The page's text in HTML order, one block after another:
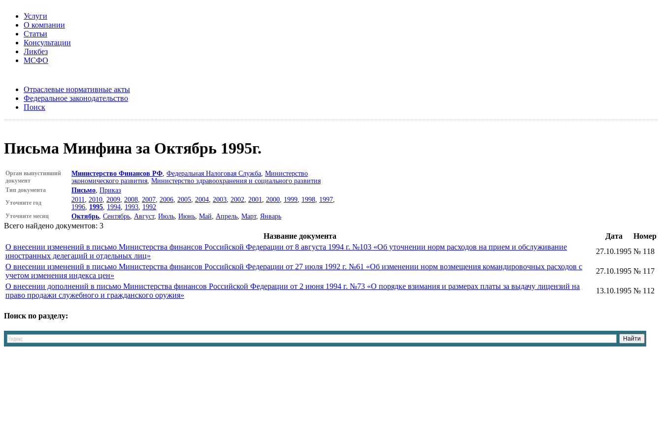
Услуги
О компании
Статьи
Консультации
Ликбез
МСФО
Отраслевые нормативные акты
Федеральное законодательство
Поиск
Письма Минфина за Октябрь 1995г.
Орган выпустивший
документ
Министерство Финансов РФ Федеральная Налоговая Служба Министерство
экономического развития Министерство здравоохранения и социального развития
Тип документа Письмо Приказ
Уточните год 2011 2010 2009 2008 2007 2006 2005 2004 2003 2002 2001 2000 1999 1998 1997
1996 1995 1994 1993 1992
Уточните месяц Октябрь Сентябрь Август, Июль Июнь Май Апрель Март, Январь
Всего найдено документов: 3
Название документа
Дата
Номер
О внесении изменений в письмо Министерства финансов Российской Федерации от 8 августа 1994 г. №103 «Об уточнении норм расходов на прием и обслуживание
иностранных делегаций и отдельных лиц»
27.10.1995 № 118
О внесении изменений в письмо Министерства финансов Российской Федерации от 27 июля 1992 г. №61 «Об изменении норм возмещения командировочных расходов с
учетом изменения индекса цен»
27.10.1995 № 117
О внесении дополнений в письмо Министерства финансов Российской Федерации от 2 июня 1994 г. №73 «О порядке взимания и размерах платы за выдачу лицензий на
право продажи служебного и гражданского оружия»
13.10.1995 № 112
Поиск по разделу: